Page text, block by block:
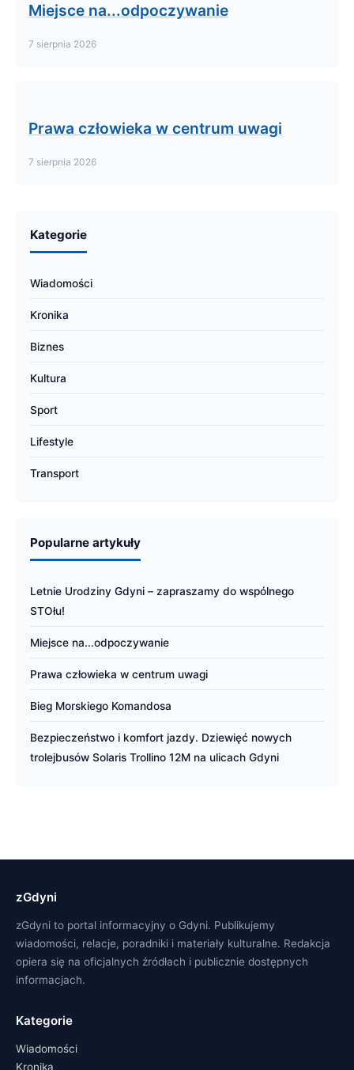
Miejsce na...odpoczywanie
7 sierpnia 2026
Prawa człowieka w centrum uwagi
7 sierpnia 2026
Kategorie
Wiadomości
Kronika
Biznes
Kultura
Sport
Lifestyle
Transport
Popularne artykuły
Letnie Urodziny Gdyni – zapraszamy do wspólnego
STOłu!
Miejsce na...odpoczywanie
Prawa człowieka w centrum uwagi
Bieg Morskiego Komandosa
Bezpieczeństwo i komfort jazdy. Dziewięć nowych
trolejbusów Solaris Trollino 12M na ulicach Gdyni
zGdyni
zGdyni to portal informacyjny o Gdyni. Publikujemy
wiadomości, relacje, poradniki i materiały kulturalne. Redakcja
opiera się na oficjalnych źródłach i publicznie dostępnych
informacjach.
Kategorie
Wiadomości
Kronika